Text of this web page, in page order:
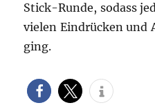
Stick-Runde, sodass
vielen Eindrücken und
ging.